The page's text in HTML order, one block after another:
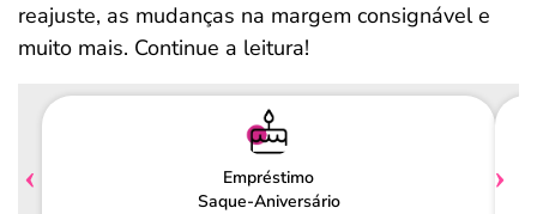
reajuste, as mudanças na margem consignável e
muito mais. Continue a leitura!
Empréstimo
Saque-Aniversário